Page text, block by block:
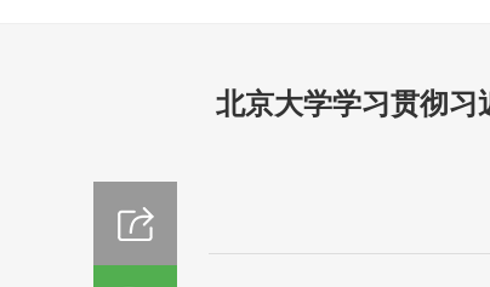
北京大学学习贯彻习